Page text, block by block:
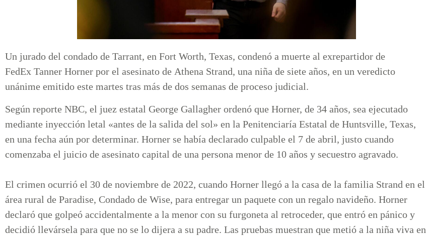
Un jurado del condado de Tarrant, en Fort Worth, Texas, condenó a muerte al exrepartidor de
FedEx Tanner Horner por el asesinato de Athena Strand, una niña de siete años, en un veredicto
unánime emitido este martes tras más de dos semanas de proceso judicial.
Según reporte NBC, el juez estatal George Gallagher ordenó que Horner, de 34 años, sea ejecutado
mediante inyección letal «antes de la salida del sol» en la Penitenciaría Estatal de Huntsville, Texas,
en una fecha aún por determinar. Horner se había declarado culpable el 7 de abril, justo cuando
comenzaba el juicio de asesinato capital de una persona menor de 10 años y secuestro agravado.
El crimen ocurrió el 30 de noviembre de 2022, cuando Horner llegó a la casa de la familia Strand en el
área rural de Paradise, Condado de Wise, para entregar un paquete con un regalo navideño. Horner
declaró que golpeó accidentalmente a la menor con su furgoneta al retroceder, que entró en pánico y
decidió llevársela para que no se lo dijera a su padre. Las pruebas muestran que metió a la niña viva en